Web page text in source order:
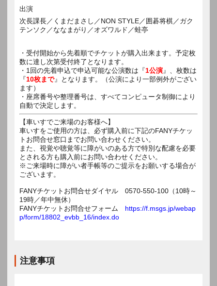
出演
次長課長／くまだまさし／NON STYLE／囲碁将棋／ガク
テンソク／ななまがり／オズワルド／蛙亭
・受付開始から先着順でチケットが購入出来ます。予定枚
数に達し次第受付終了となります。
・1回の先着申込で申込可能な公演数は『1公演』、枚数は
『10枚まで』となります。（公演により一部例外がござい
ます）
・座席番号や整理番号は、すべてコンピュータ制御により
自動で決定します。
【車いすでご来場のお客様へ】
車いすをご使用の方は、必ず購入前に下記のFANYチケッ
トお問合せ窓口までお問い合わせください。
また、視覚や聴覚等に障がいのある方で特別な配慮を必要
とされる方も購入前にお問い合わせください。
※ご来場時に障がい者手帳等のご提示をお願いする場合が
ございます。
FANYチケットお問合せダイヤル 0570-550-100（10時～
19時／年中無休）
FANYチケットお問合せフォーム https://f.msgs.jp/webap
p/form/18802_evbb_16/index.do
注意事項